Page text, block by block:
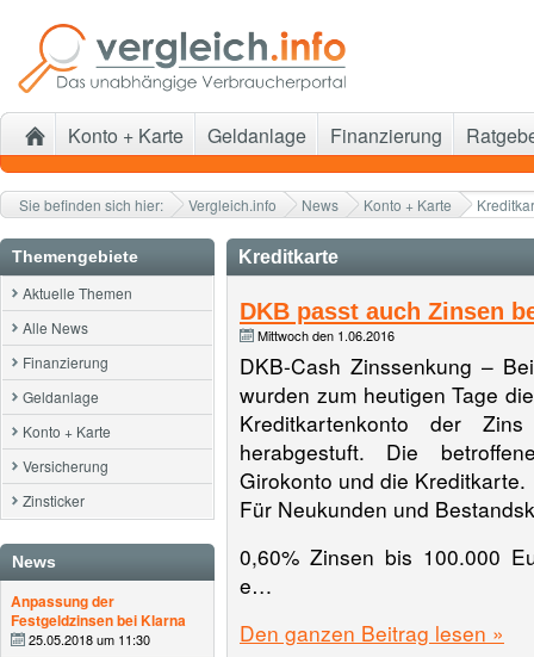
Sie befinden sich hier: Vergleich.info News Konto + Karte
Themengebiete
Aktuelle Themen
Alle News
Finanzierung
Geldanlage
Konto + Karte
Versicherung
Zinsticker
News
Anpassung der
Festgeldzinsen bei Klarna
25.05.2018 um 11:30
Kreditkarte
DKB passt auch Zinsen
Mittwoch den 1.06.2016
DKB-Cash Zinssenkung –
wurden zum heutigen Tage
Kreditkartenkonto der
herabgestuft. Die
Girokonto und die Kreditkarte.
Für Neukunden und
0,60% Zinsen bis 100.000
e…
Den ganzen Beitrag lesen »
Konto + Karte Geldanlage Finanzierung